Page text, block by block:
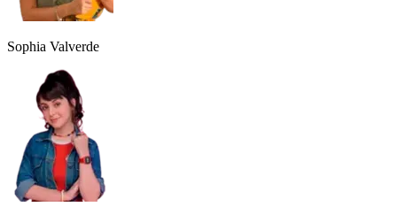
Sophia Valverde